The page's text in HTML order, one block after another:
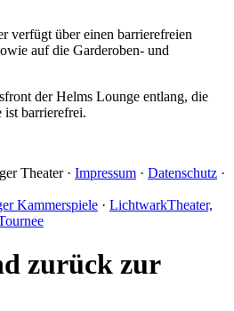
verfügt über einen barrierefreien
auf die Garderoben- und
der Helms Lounge entlang, die
ist barrierefrei.
Theater · Impressum · Datenschutz ·
Kammerspiele · LichtwarkTheater,
zurück zur